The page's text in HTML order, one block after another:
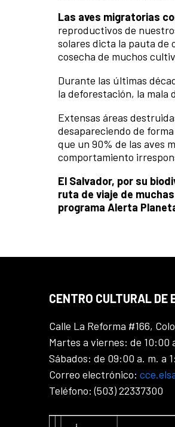
Las aves migratorias
reproductivos de
solares dicta la pauta de
cosecha de muchos
Durante las últimas
la deforestación, la mala
Extensas áreas
desapareciendo de
que un 90% de las aves
comportamiento
El Salvador, por su
ruta de viaje de
programa Alerta
CENTRO CULTURAL DE
Calle La Reforma #166,
Martes a viernes: de 10:00
Sábados: de 09:00 a. m. a
Correo electrónico:
Teléfono: (503) 22337300